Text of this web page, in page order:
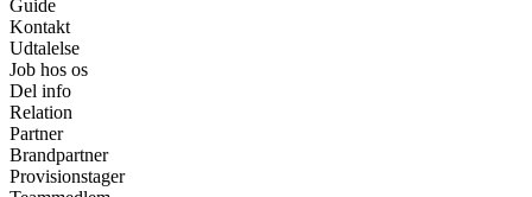
Guide
Kontakt
Udtalelse
Job hos os
Del info
Relation
Partner
Brandpartner
Provisionstager